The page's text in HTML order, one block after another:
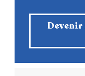
Devenir